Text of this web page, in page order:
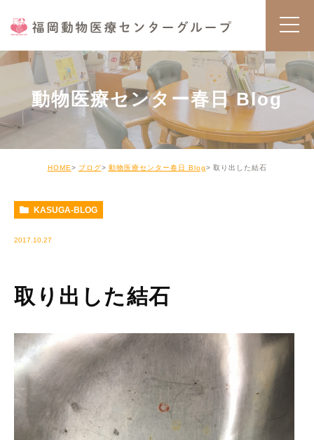
動物医療センター春日 Blog
HOME ブログ 動物医療センター春日 Blog 取り出した結石
KASUGA-BLOG
2017.10.27
取り出した結石